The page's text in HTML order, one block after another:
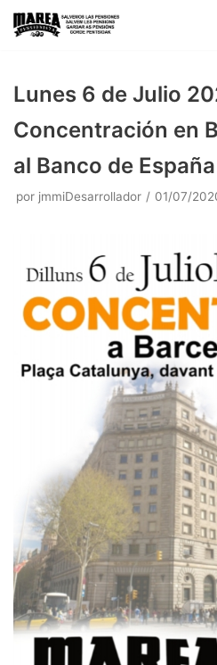
Saltar
Lunes 6 de Julio
Concentración en
al Banco de España
por jmmiDesarrollador 01/07/